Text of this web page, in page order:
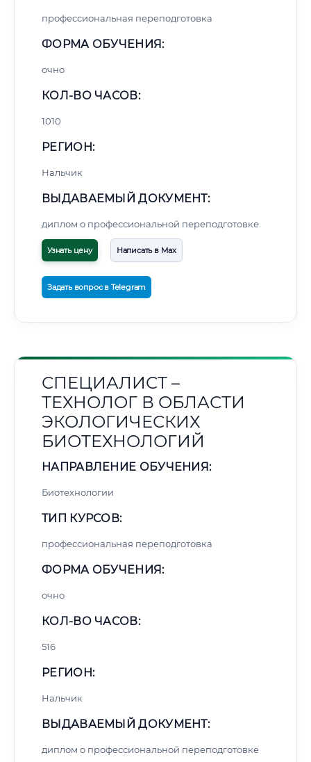
профессиональная переподготовка
ФОРМА ОБУЧЕНИЯ:
очно
КОЛ-ВО ЧАСОВ:
1010
РЕГИОН:
Нальчик
ВЫДАВАЕМЫЙ ДОКУМЕНТ:
диплом о профессиональной переподготовке
Узнать цену Написать в Max
Задать вопрос в Telegram
СПЕЦИАЛИСТ –
ТЕХНОЛОГ В ОБЛАСТИ
ЭКОЛОГИЧЕСКИХ
БИОТЕХНОЛОГИЙ
НАПРАВЛЕНИЕ ОБУЧЕНИЯ:
Биотехнологии
ТИП КУРСОВ:
профессиональная переподготовка
ФОРМА ОБУЧЕНИЯ:
очно
КОЛ-ВО ЧАСОВ:
516
РЕГИОН:
Нальчик
ВЫДАВАЕМЫЙ ДОКУМЕНТ:
диплом о профессиональной переподготовке